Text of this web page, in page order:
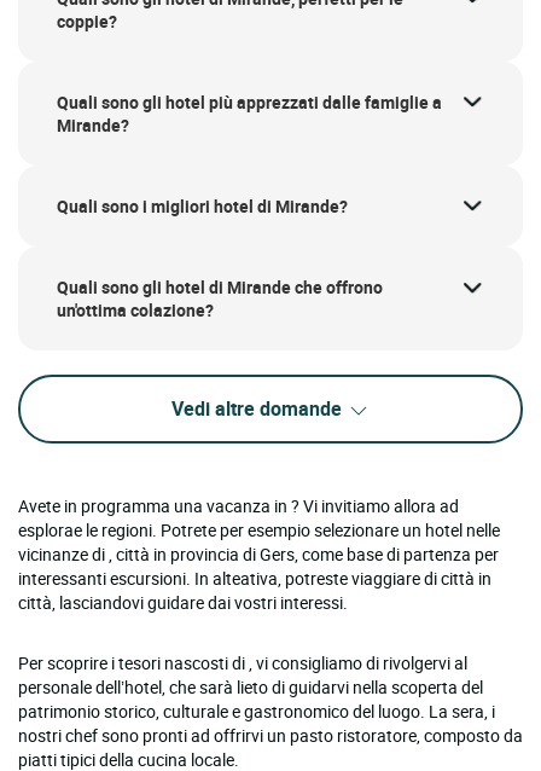
coppie?
Quali sono gli hotel più apprezzati dalle famiglie a
Mirande?
Quali sono i migliori hotel di Mirande?
Quali sono gli hotel di Mirande che offrono
un'ottima colazione?
Vedi altre domande
Avete in programma una vacanza in ? Vi invitiamo allora ad
esplorae le regioni. Potrete per esempio selezionare un hotel nelle
vicinanze di , città in provincia di Gers, come base di partenza per
interessanti escursioni. In alteativa, potreste viaggiare di città in
città, lasciandovi guidare dai vostri interessi.
Per scoprire i tesori nascosti di , vi consigliamo di rivolgervi al
personale dell’hotel, che sarà lieto di guidarvi nella scoperta del
patrimonio storico, culturale e gastronomico del luogo. La sera, i
nostri chef sono pronti ad offrirvi un pasto ristoratore, composto da
piatti tipici della cucina locale.